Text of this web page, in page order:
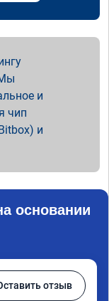
и
чип
и
основании
отзыв